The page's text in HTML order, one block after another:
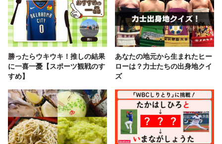
勝ったらウキウキ！推しの結果
に一喜一憂【スポーツ観戦のす
すめ】
あなたの地元から生まれたヒー
ローは？力士たちの出身地クイ
ズ